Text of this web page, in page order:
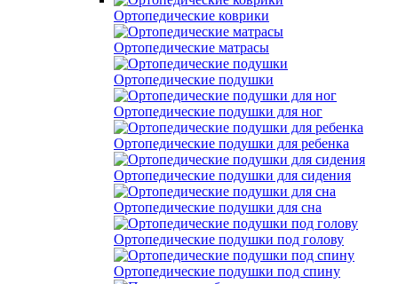
Ортопедические коврики
Ортопедические матрасы
Ортопедические подушки
Ортопедические подушки для ног
Ортопедические подушки для ребенка
Ортопедические подушки для сидения
Ортопедические подушки для сна
Ортопедические подушки под голову
Ортопедические подушки под спину